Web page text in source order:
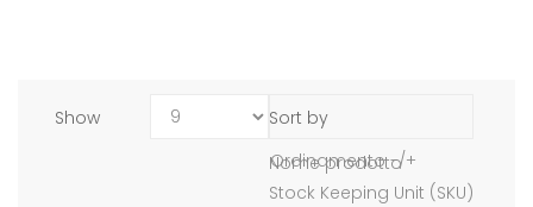
Show
Sort by
Ordinamento -/+
Nome prodotto
Stock Keeping Unit (SKU)